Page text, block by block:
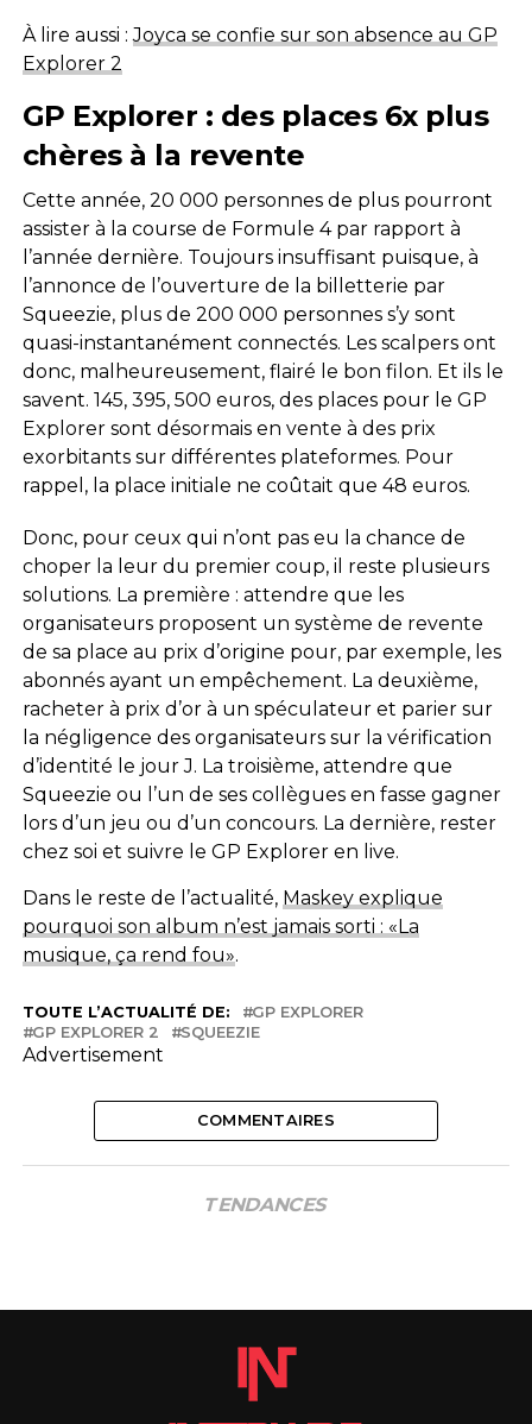
À lire aussi :Joyca se confie sur son absence au GP
Explorer 2
GP Explorer : des places 6x plus
chères à la revente
Cette année, 20 000 personnes de plus pourront
assister à la course de Formule 4 par rapport à
l’année dernière. Toujours insuffisant puisque, à
l’annonce de l’ouverture de la billetterie par
Squeezie, plus de 200 000 personnes s’y sont
quasi-instantanément connectés. Les scalpers ont
donc, malheureusement, flairé le bon filon. Et ils le
savent. 145, 395, 500 euros, des places pour le GP
Explorer sont désormais en vente à des prix
exorbitants sur différentes plateformes. Pour
rappel, la place initiale ne coûtait que 48 euros.
Donc, pour ceux qui n’ont pas eu la chance de
choper la leur du premier coup, il reste plusieurs
solutions. La première : attendre que les
organisateurs proposent un système de revente
de sa place au prix d’origine pour, par exemple, les
abonnés ayant un empêchement. La deuxième,
racheter à prix d’or à un spéculateur et parier sur
la négligence des organisateurs sur la vérification
d’identité le jour J. La troisième, attendre que
Squeezie ou l’un de ses collègues en fasse gagner
lors d’un jeu ou d’un concours. La dernière, rester
chez soi et suivre le GP Explorer en live.
Dans le reste de l’actualité, Maskey explique
pourquoi son album n’est jamais sorti : «La
musique, ça rend fou».
TOUTE L’ACTUALITÉ DE:
GP EXPLORER
GP EXPLORER 2
SQUEEZIE
Advertisement
COMMENTAIRES
TENDANCES